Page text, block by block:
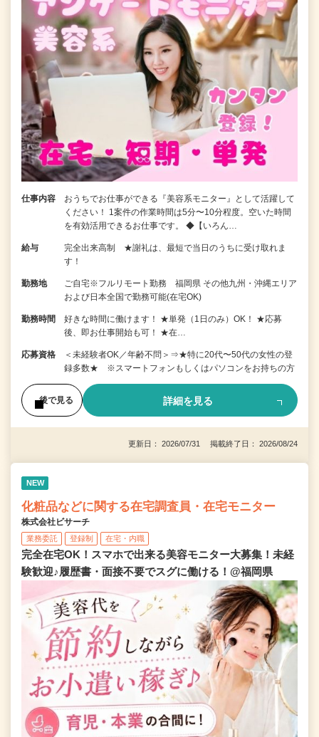
仕事内容
おうちでお仕事ができる『美容系モニター』として活躍して
ください！ 1案件の作業時間は5分〜10分程度。空いた時間
を有効活用できるお仕事です。 ◆【いろん…
給与
完全出来高制 ★謝礼は、最短で当日のうちに受け取れま
す！
勤務地
ご自宅※フルリモート勤務 福岡県 その他九州・沖縄エリア
および日本全国で勤務可能(在宅OK)
勤務時間
好きな時間に働けます！ ★単発（1日のみ）OK！ ★応募
後、即お仕事開始も可！ ★在…
応募資格
＜未経験者OK／年齢不問＞⇒★特に20代〜50代の女性の登
録多数★ ※スマートフォンもしくはパソコンをお持ちの方
後で見る 詳細を見る
更新日： 2026/07/31 掲載終了日： 2026/08/24
NEW
化粧品などに関する在宅調査員・在宅モニター
株式会社ビサーチ
業務委託 登録制 在宅・内職
完全在宅OK！スマホで出来る美容モニター大募集！未経
験歓迎♪履歴書・面接不要でスグに働ける！@福岡県